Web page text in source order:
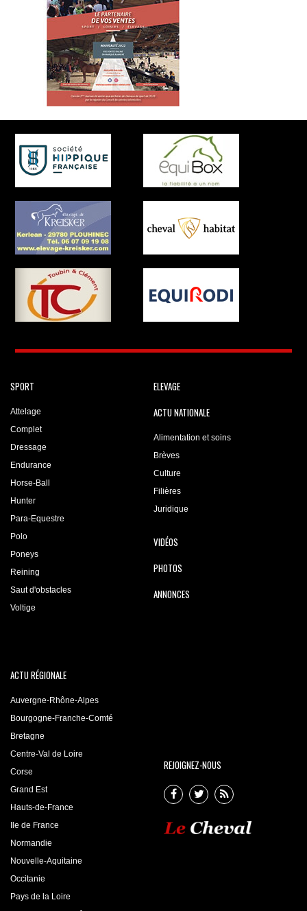
SPORT
Attelage
Complet
Dressage
Endurance
Horse-Ball
Hunter
Para-Equestre
Polo
Poneys
Reining
Saut d'obstacles
Voltige
ELEVAGE
ACTU NATIONALE
Alimentation et soins
Brèves
Culture
Filières
Juridique
VIDÉOS
PHOTOS
ANNONCES
ACTU RÉGIONALE
Auvergne-Rhône-Alpes
Bourgogne-Franche-Comté
Bretagne
Centre-Val de Loire
Corse
Grand Est
Hauts-de-France
Ile de France
Normandie
Nouvelle-Aquitaine
Occitanie
Pays de la Loire
REJOIGNEZ-NOUS